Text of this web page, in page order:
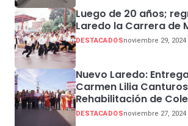
Luego de 20 años;
Laredo la Carrera de
DESTACADOSnoviembre 29, 2024
Nuevo Laredo:
Carmen Lilia
Rehabilitación de
Sector Centro
DESTACADOSnoviembre 27, 2024